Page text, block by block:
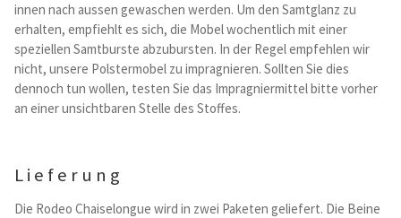
innen nach aussen gewaschen werden. Um den Samtglanz zu
erhalten, empfiehlt es sich, die Mobel wochentlich mit einer
speziellen Samtburste abzubursten. In der Regel empfehlen wir
nicht, unsere Polstermobel zu impragnieren. Sollten Sie dies
dennoch tun wollen, testen Sie das Impragniermittel bitte vorher
an einer unsichtbaren Stelle des Stoffes.
Lieferung
Die Rodeo Chaiselongue wird in zwei Paketen geliefert. Die Beine